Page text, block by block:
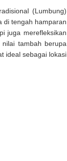
(Lumbung)
di tengah hamparan
juga merefleksikan
tambah berupa
ideal sebagai lokasi